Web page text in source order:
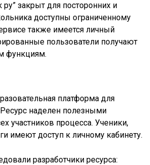
закрыт для посторонних и
доступны ограниченному
также имеется личный
пользователи получают
функциям.
платформа для
наделен полезными
участников процесса. Ученики,
имеют доступ к личному кабинету.
разработчики ресурса: